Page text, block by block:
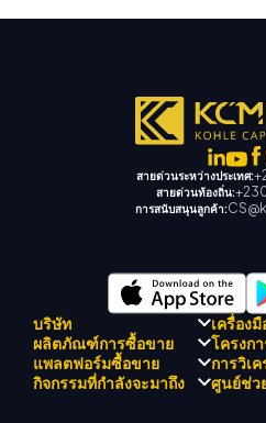
สายด่วนระหว่างประเทศ:
สายด่วนท้องถิ่น:
การสนับสนุนลูกค้า:
บริษัท
การปฏิบัติตามกฎระเบียบ
เกี่ยวกับ KCM เทรด
ทีมดริฟท์เทรด เคซีเอ็ม
เครื่อง
KCM เท
ศูนย์สัญญ
ปฏิทินเศ
ผลิตภัณฑ์การซื้อขาย
Forex
โครงก
แนะนำโป
แพลตฟอร์มซื้อขาย การวิเ
ทีมนักวิเ
กิจกรรมที่กำลังจะมาถึง ศูนย์ช่ว